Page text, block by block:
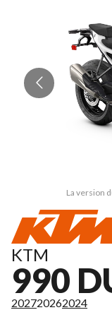
La version
KTM
990
202720262024